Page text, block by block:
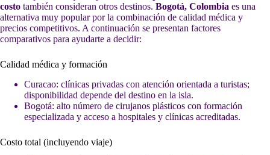
costo también consideran otros destinos. Bogotá, Colombia es una
alternativa muy popular por la combinación de calidad médica y
precios competitivos. A continuación se presentan factores
comparativos para ayudarte a decidir:
Calidad médica y formación
Curacao: clínicas privadas con atención orientada a turistas;
disponibilidad depende del destino en la isla.
Bogotá: alto número de cirujanos plásticos con formación
especializada y acceso a hospitales y clínicas acreditadas.
Costo total (incluyendo viaje)